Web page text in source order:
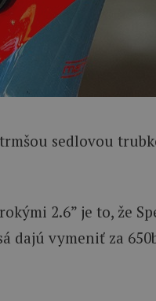
sedlovou
2.6” je to,
vymeniť za